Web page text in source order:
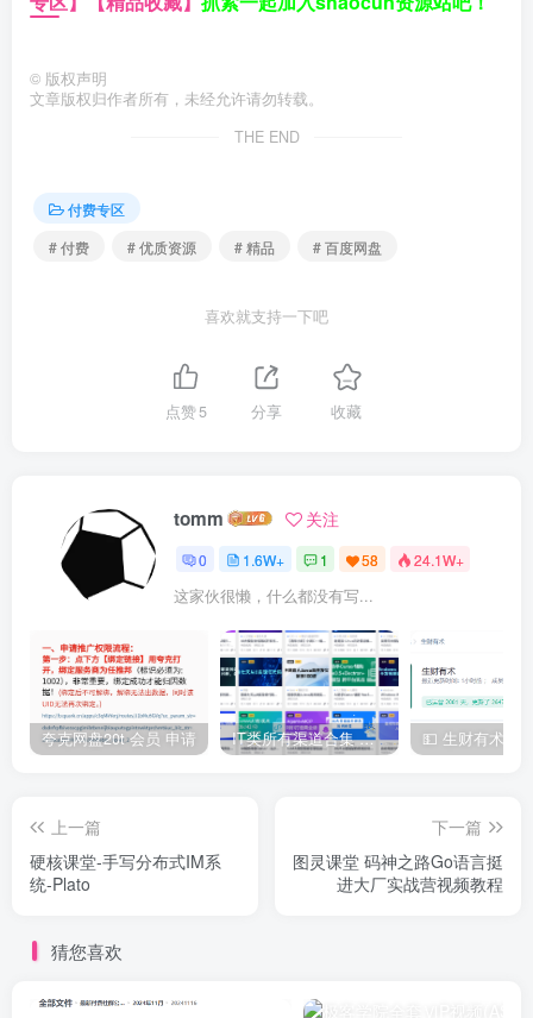
© 版权声明
文章版权归作者所有，未经允许请勿转载。
THE END
付费专区
# 付费
# 优质资源 # 精品 # 百度网盘
喜欢就支持一下吧
点赞5 分享 收藏
tomm 关注
0 1.6W+ 1 58 24.1W+
这家伙很懒，什么都没有写...
夸克网盘20t 会员 申请 IT类所有渠道合集 持续日更，目前近四千多条资源 年费用户微信私信获取权限
上一篇
硬核课堂-手写分布式IM系
统-Plato
下一篇
图灵课堂 码神之路Go语言挺
进大厂实战营视频教程
猜您喜欢